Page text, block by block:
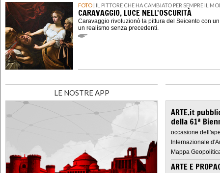
FOTO | IL PITTORE CHE HA CAMBIATO PER SEMPRE IL
CARAVAGGIO, LUCE NELL'OSCURITÀ
Caravaggio rivoluzionò la pittura del Seicento con
un realismo senza precedenti.
LE NOSTRE APP
ARTE.it
della 61ª
occasione
Internazionale
Mappa
ARTE E